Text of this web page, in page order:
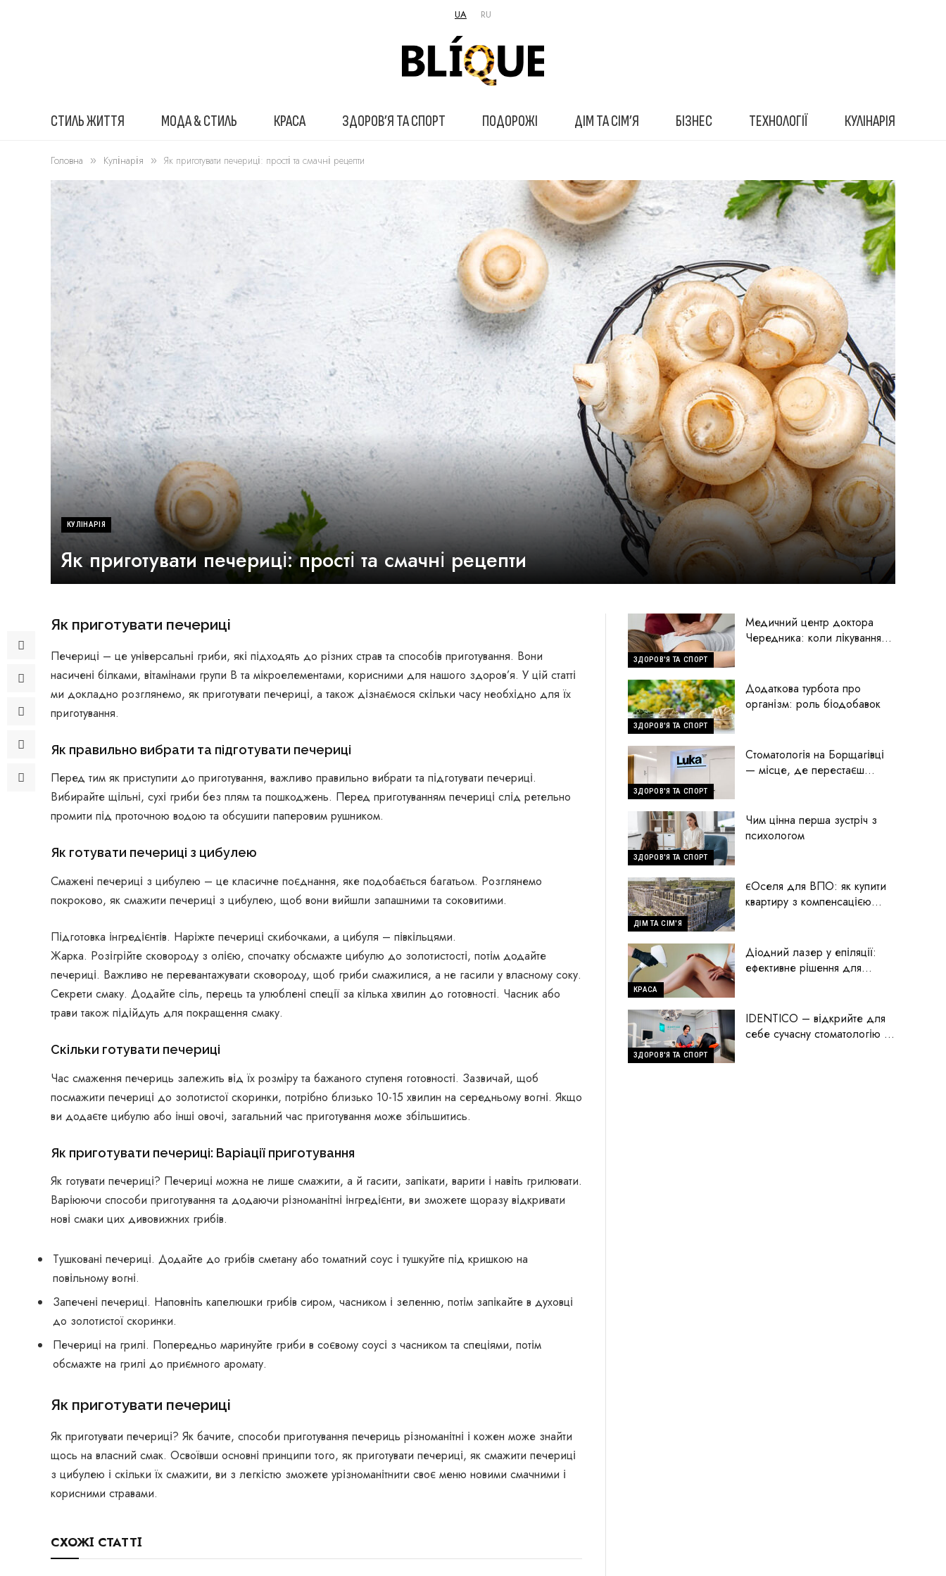
UA RU
СТИЛЬ ЖИТТЯ МОДА & СТИЛЬ КРАСА ЗДОРОВ’Я ТА СПОРТ ПОДОРОЖІ ДІМ ТА СІМ’Я БІЗНЕС ТЕХНОЛОГІЇ КУЛІНАРІЯ
Головна » Кулінарія » Як приготувати печериці: прості та смачні рецепти
КУЛІНАРІЯ
Як приготувати печериці: прості та смачні рецепти
Як приготувати печериці
Печериці – це універсальні гриби, які підходять до різних страв та способів приготування. Вони
насичені білками, вітамінами групи B та мікроелементами, корисними для нашого здоров’я. У цій статті
ми докладно розглянемо, як приготувати печериці, а також дізнаємося скільки часу необхідно для їх
приготування.
Як правильно вибрати та підготувати печериці
Перед тим як приступити до приготування, важливо правильно вибрати та підготувати печериці.
Вибирайте щільні, сухі гриби без плям та пошкоджень. Перед приготуванням печериці слід ретельно
промити під проточною водою та обсушити паперовим рушником.
Як готувати печериці з цибулею
Смажені печериці з цибулею – це класичне поєднання, яке подобається багатьом. Розглянемо
покроково, як смажити печериці з цибулею, щоб вони вийшли запашними та соковитими.
Підготовка інгредієнтів. Наріжте печериці скибочками, а цибуля – півкільцями.
Жарка. Розігрійте сковороду з олією, спочатку обсмажте цибулю до золотистості, потім додайте
печериці. Важливо не перевантажувати сковороду, щоб гриби смажилися, а не гасили у власному соку.
Секрети смаку. Додайте сіль, перець та улюблені спеції за кілька хвилин до готовності. Часник або
трави також підійдуть для покращення смаку.
Скільки готувати печериці
Час смаження печериць залежить від їх розміру та бажаного ступеня готовності. Зазвичай, щоб
посмажити печериці до золотистої скоринки, потрібно близько 10-15 хвилин на середньому вогні. Якщо
ви додаєте цибулю або інші овочі, загальний час приготування може збільшитись.
Як приготувати печериці: Варіації приготування
Як готувати печериці? Печериці можна не лише смажити, а й гасити, запікати, варити і навіть грилювати.
Варіюючи способи приготування та додаючи різноманітні інгредієнти, ви зможете щоразу відкривати
нові смаки цих дивовижних грибів.
Тушковані печериці. Додайте до грибів сметану або томатний соус і тушкуйте під кришкою на
повільному вогні.
Запечені печериці. Наповніть капелюшки грибів сиром, часником і зеленню, потім запікайте в духовці
до золотистої скоринки.
Печериці на грилі. Попередньо маринуйте гриби в соєвому соусі з часником та спеціями, потім
обсмажте на грилі до приємного аромату.
Як приготувати печериці
Як приготувати печериці? Як бачите, способи приготування печериць різноманітні і кожен може знайти
щось на власний смак. Освоївши основні принципи того, як приготувати печериці, як смажити печериці
з цибулею і скільки їх смажити, ви з легкістю зможете урізноманітнити своє меню новими смачними і
корисними стравами.
СХОЖІ СТАТТІ
ЗДОРОВ'Я ТА СПОРТ
Медичний центр доктора
Чередника: коли лікування
ЗДОРОВ'Я ТА СПОРТ
Додаткова турбота про
організм: роль біодобавок
ЗДОРОВ'Я ТА СПОРТ
Стоматологія на Борщагівці
— місце, де перестаєш
ЗДОРОВ'Я ТА СПОРТ
Чим цінна перша зустріч з
психологом
ДІМ ТА СІМ'Я
єОселя для ВПО: як купити
квартиру з компенсацією
КРАСА
Діодний лазер у епіляції:
ефективне рішення для
ЗДОРОВ'Я ТА СПОРТ
IDENTICO – відкрийте для
себе сучасну стоматологію на